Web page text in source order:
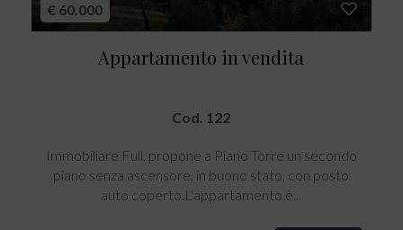
€ 60.000
Appartamento in vendita
Cod. 122
Immobiliare Full, propone a Piano Torre un secondo
piano senza ascensore, in buono stato, con posto
auto coperto.L'appartamento è...